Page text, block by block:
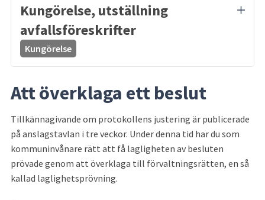
Kungörelse, utställning
avfallsföreskrifter
Kungörelse
Att överklaga ett beslut
Tillkännagivande om protokollens justering är publicerade
på anslagstavlan i tre veckor. Under denna tid har du som
kommuninvånare rätt att få lagligheten av besluten
prövade genom att överklaga till förvaltningsrätten, en så
kallad laglighetsprövning.